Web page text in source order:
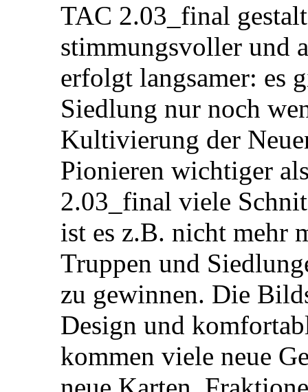
TAC 2.03_final
stimmungsvoller und
erfolgt langsamer: es
Siedlung nur noch
Kultivierung der
Pionieren wichtiger
2.03_final viele
ist es z.B. nicht mehr
Truppen und
zu gewinnen. Die
Design und
kommen viele neue